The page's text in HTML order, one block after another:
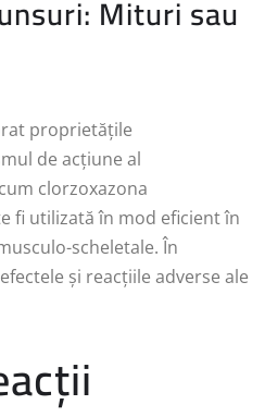
Mituri sau
proprietățile
de acțiune al
clorzoxazona
fi utilizată în mod eficient în
scheletale. În
și reacțiile adverse ale